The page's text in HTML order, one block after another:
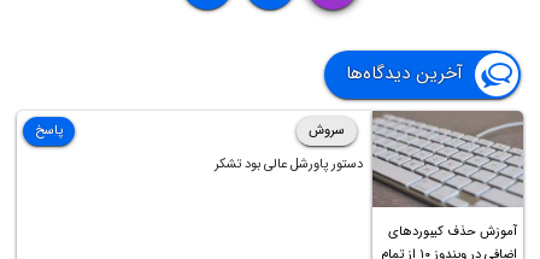
آخرین دیدگاه‌ها
آموزش حذف کیبوردهای
اضافی در ویندوز ۱۰ از تمام
سروش
دستور پاورشل عالی بود تشکر
پاسخ